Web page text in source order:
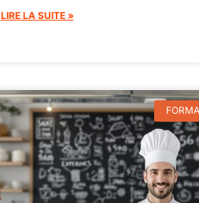
LIRE LA SUITE »